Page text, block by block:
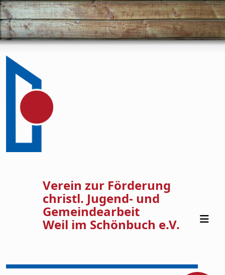
Verein zur Förderung
christl. Jugend- und
Gemeindearbeit
Weil im Schönbuch e.V.